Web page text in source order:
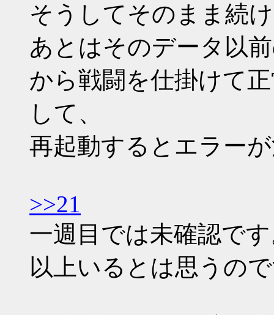
そうしてそのまま続
あとはそのデータ以
から戦闘を仕掛けて
して、
再起動するとエラー
>>21
一週目では未確認で
以上いるとは思うの